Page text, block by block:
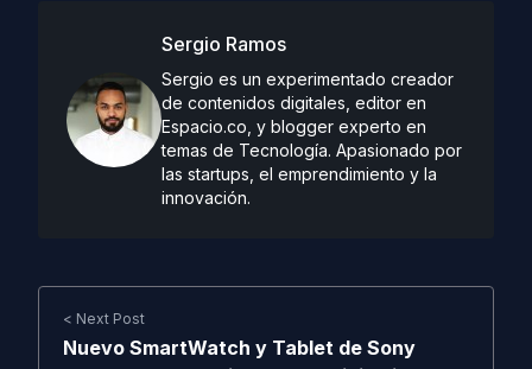
Sergio Ramos
Sergio es un experimentado creador
de contenidos digitales, editor en
Espacio.co, y blogger experto en
temas de Tecnología. Apasionado por
las startups, el emprendimiento y la
innovación.
< Next Post
Nuevo SmartWatch y Tablet de Sony